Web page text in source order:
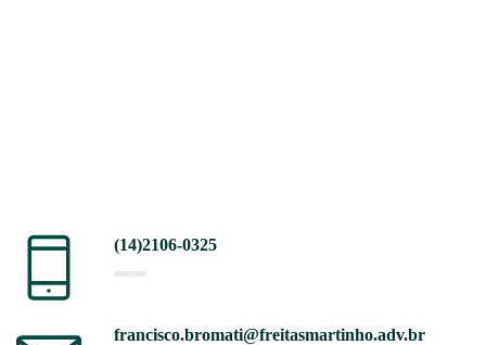
(14)2106-0325
francisco.bromati@freitasmartinho.adv.br